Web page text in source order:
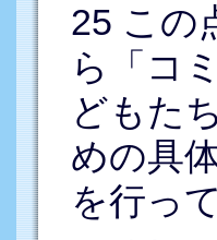
25 この
ら「コ
どもた
めの具
を行っ